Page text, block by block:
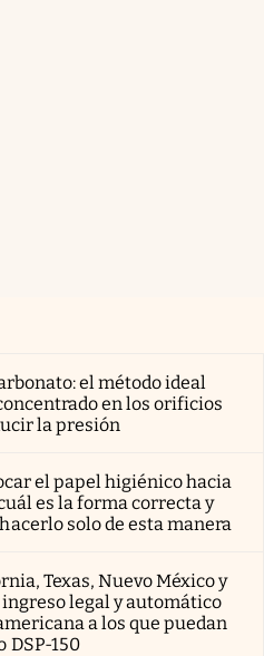
el método ideal
en los orificios
la presión
el papel higiénico hacia
es la forma correcta y
solo de esta manera
Texas, Nuevo México y
legal y automático
a los que puedan
DSP-150